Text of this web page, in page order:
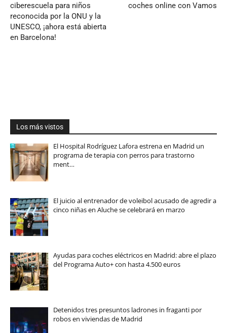
ciberescuela para niños
reconocida por la ONU y la
UNESCO, ¡ahora está abierta
en Barcelona!
coches online con Vamos
Los más vistos
El Hospital Rodríguez Lafora estrena en Madrid un
programa de terapia con perros para trastorno
ment…
El juicio al entrenador de voleibol acusado de agredir a
cinco niñas en Aluche se celebrará en marzo
Ayudas para coches eléctricos en Madrid: abre el plazo
del Programa Auto+ con hasta 4.500 euros
Detenidos tres presuntos ladrones in fraganti por
robos en viviendas de Madrid